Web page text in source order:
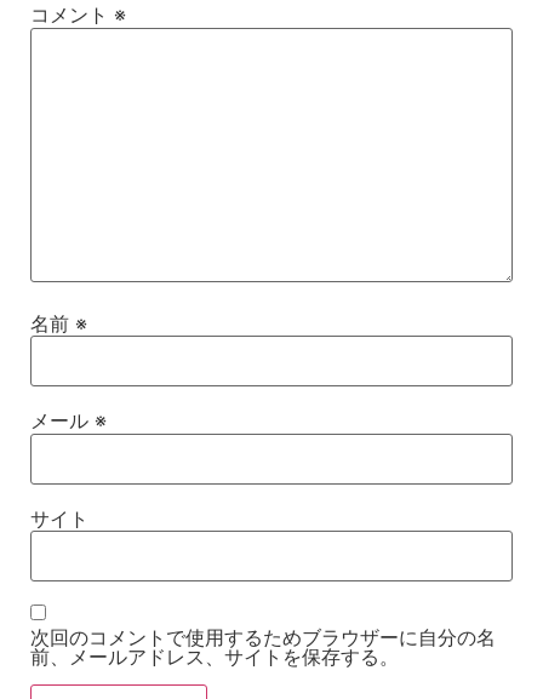
コメント ※
名前 ※
メール ※
サイト
次回のコメントで使用するためブラウザーに自分の名
前、メールアドレス、サイトを保存する。